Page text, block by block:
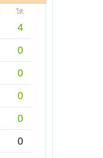
ให้:
4
0
0
0
0
0